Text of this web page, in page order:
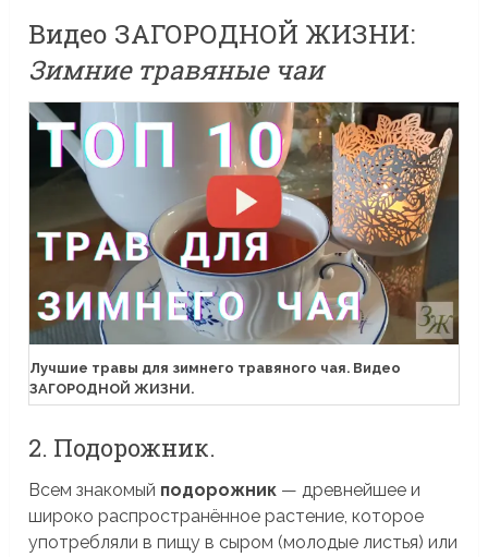
Видео ЗАГОРОДНОЙ ЖИЗНИ:
Зимние травяные чаи
Лучшие травы для зимнего травяного чая. Видео
ЗАГОРОДНОЙ ЖИЗНИ.
2. Подорожник.
Всем знакомый подорожник — древнейшее и
широко распространённое растение, которое
употребляли в пищу в сыром (молодые листья) или